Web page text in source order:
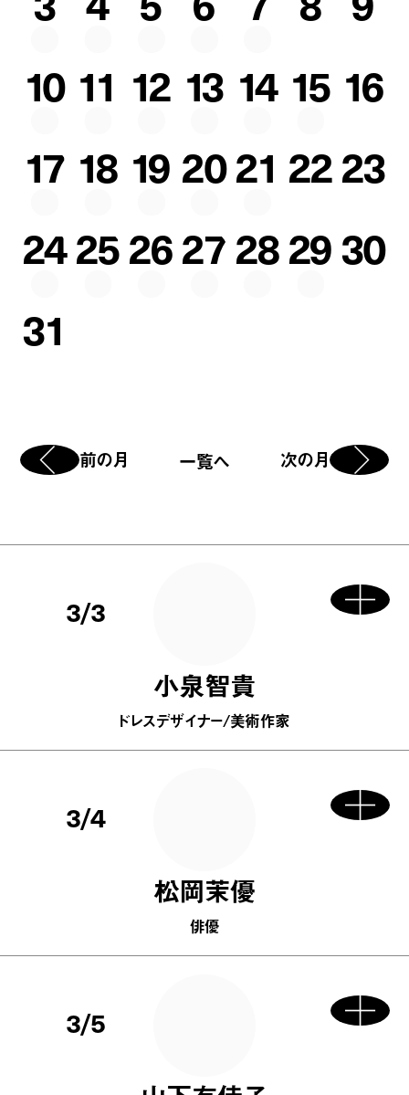
10 11 12 13 14 15 16
17 18 19 2021 2223
24252627282930
31
前の月 一覧へ 次の月
3/3
小泉智貴
ドレスデザイナー/美術作家
3/4
松岡茉優
俳優
3/5